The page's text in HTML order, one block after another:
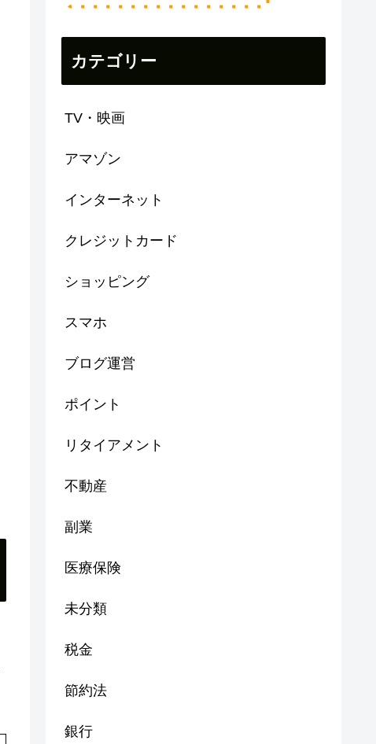
カテゴリー
TV・映画
アマゾン
インターネット
クレジットカード
ショッピング
スマホ
ブログ運営
ポイント
リタイアメント
不動産
副業
医療保険
未分類
税金
節約法
銀行